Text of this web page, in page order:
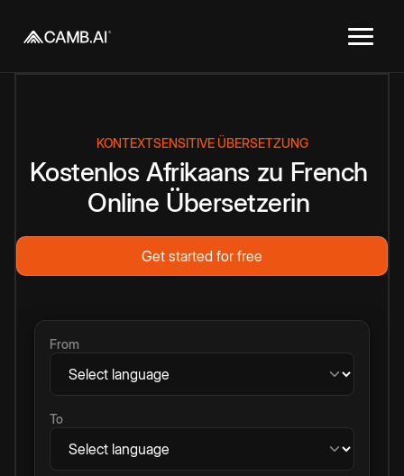
KONTEXTSENSITIVE ÜBERSETZUNG
Kostenlos Afrikaans zu French
Online Übersetzerin
Get started for free
From
To